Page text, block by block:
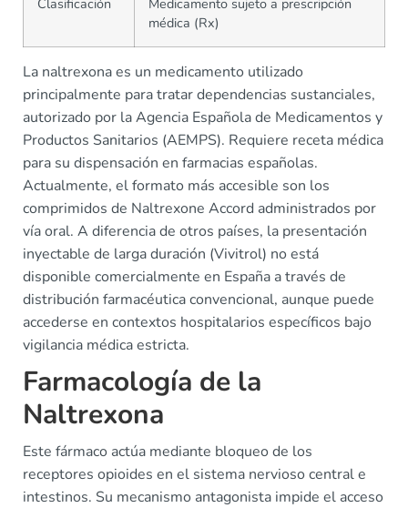
Clasificación
Medicamento sujeto a prescripción
médica (Rx)
La naltrexona es un medicamento utilizado
principalmente para tratar dependencias sustanciales,
autorizado por la Agencia Española de Medicamentos y
Productos Sanitarios (AEMPS). Requiere receta médica
para su dispensación en farmacias españolas.
Actualmente, el formato más accesible son los
comprimidos de Naltrexone Accord administrados por
vía oral. A diferencia de otros países, la presentación
inyectable de larga duración (Vivitrol) no está
disponible comercialmente en España a través de
distribución farmacéutica convencional, aunque puede
accederse en contextos hospitalarios específicos bajo
vigilancia médica estricta.
Farmacología de la
Naltrexona
Este fármaco actúa mediante bloqueo de los
receptores opioides en el sistema nervioso central e
intestinos. Su mecanismo antagonista impide el acceso